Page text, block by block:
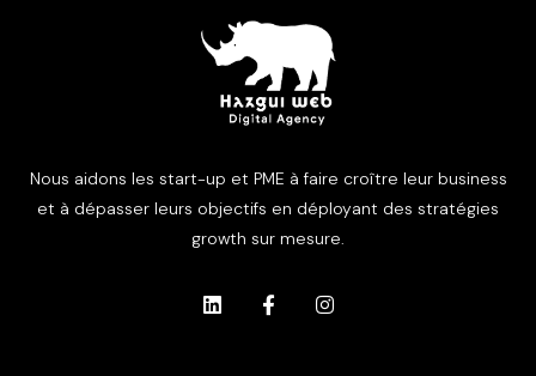
Nous aidons les start-up et PME à faire croître leur business
et à dépasser leurs objectifs en déployant des stratégies
growth sur mesure.